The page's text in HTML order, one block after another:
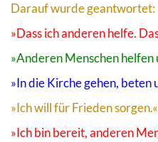
Darauf wurde geantwortet:
»Dass ich anderen helfe.
»Anderen Menschen helfen
»In die Kirche gehen, beten
»Ich will für Frieden sorgen.«
»Ich bin bereit, anderen